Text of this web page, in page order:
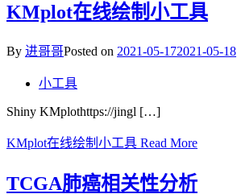
KMplot在线绘制小工具
By 进哥哥Posted on 2021-05-172021-05-18
小工具
Shiny KMplothttps://jingl […]
KMplot在线绘制小工具 Read More
TCGA肺癌相关性分析